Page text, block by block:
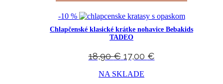
-10 %
Chlapčenské klasické krátke nohavice Bebakids
TADEO
18,90€ 17,00 €
NA SKLADE